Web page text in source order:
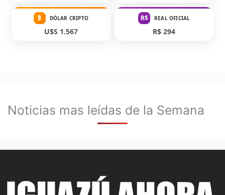
₿ DÓLAR CRIPTO
U$S 1.567
R$ REAL OFICIAL
R$ 294
Noticias mas leídas de la Semana